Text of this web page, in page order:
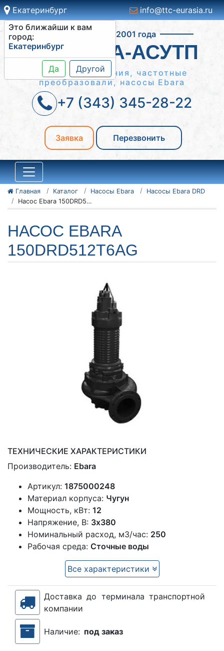
Екатеринбург
Это ближайши к вам
город:
Екатеринбург
Да Другой
info@ttc-eurasia.ru
Работаем с 2001 года
СИСТЕМА-АСУТП
Шкафы управления, частотные
преобразовали, насосы Ebara
+7 (343) 345-28-22
Заявка Перезвонить
Главная Каталог Насосы Ebara
Насосы Ebara DRD
Насос Ebara 150DRD512T6AG
НАСОС EBARA
150DRD512T6AG
ТЕХНИЧЕСКИЕ ХАРАКТЕРИСТИКИ
Производитель: Ebara
Артикул: 1875000248
Материал корпуса: Чугун
Мощность, кВт: 12
Напряжение, В: 3х380
Номинальный расход, м3/час: 250
Рабочая среда: Сточные воды
Все характеристики
Доставка до терминала транспортной
компании
Наличие: под заказ